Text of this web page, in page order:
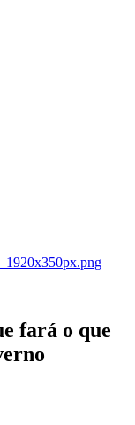
fará o que